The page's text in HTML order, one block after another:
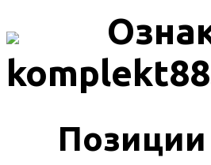
Позиции